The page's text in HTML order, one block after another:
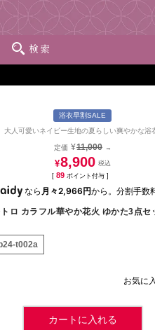
検索
浴衣早割SALE
大人可愛いネイビー生地の夏らしい爽やかな浴
定価 ¥11,000 →
¥8,900
[ 89 ポイント付与 ]
なら 月々2,966円から。分割手数
ロ カラフル華やか花火 ゆかた3点セ
t002a
お気に
カートに入れる